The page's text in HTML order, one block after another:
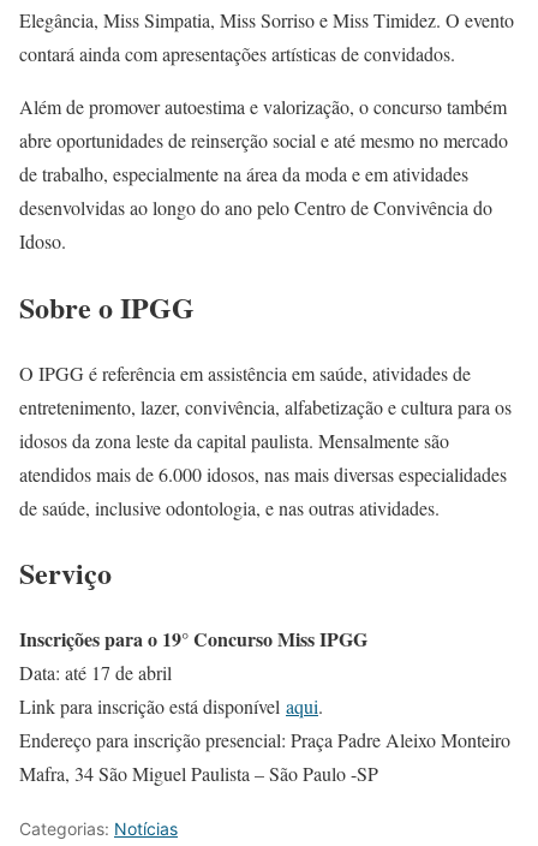
Elegância, Miss Simpatia, Miss Sorriso e Miss Timidez. O evento
contará ainda com apresentações artísticas de convidados.
Além de promover autoestima e valorização, o concurso também
abre oportunidades de reinserção social e até mesmo no mercado
de trabalho, especialmente na área da moda e em atividades
desenvolvidas ao longo do ano pelo Centro de Convivência do
Idoso.
Sobre o IPGG
O IPGG é referência em assistência em saúde, atividades de
entretenimento, lazer, convivência, alfabetização e cultura para os
idosos da zona leste da capital paulista. Mensalmente são
atendidos mais de 6.000 idosos, nas mais diversas especialidades
de saúde, inclusive odontologia, e nas outras atividades.
Serviço
Inscrições para o 19° Concurso Miss IPGG
Data: até 17 de abril
Link para inscrição está disponível aqui.
Endereço para inscrição presencial: Praça Padre Aleixo Monteiro
Mafra, 34 São Miguel Paulista – São Paulo -SP
Categorias: Notícias